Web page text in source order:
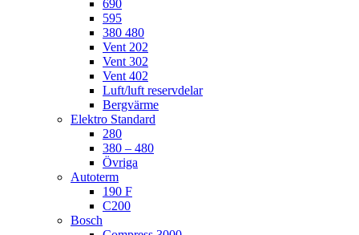
690
595
380 480
Vent 202
Vent 302
Vent 402
Luft/luft reservdelar
Bergvärme
Elektro Standard
280
380 – 480
Övriga
Autoterm
190 F
C200
Bosch